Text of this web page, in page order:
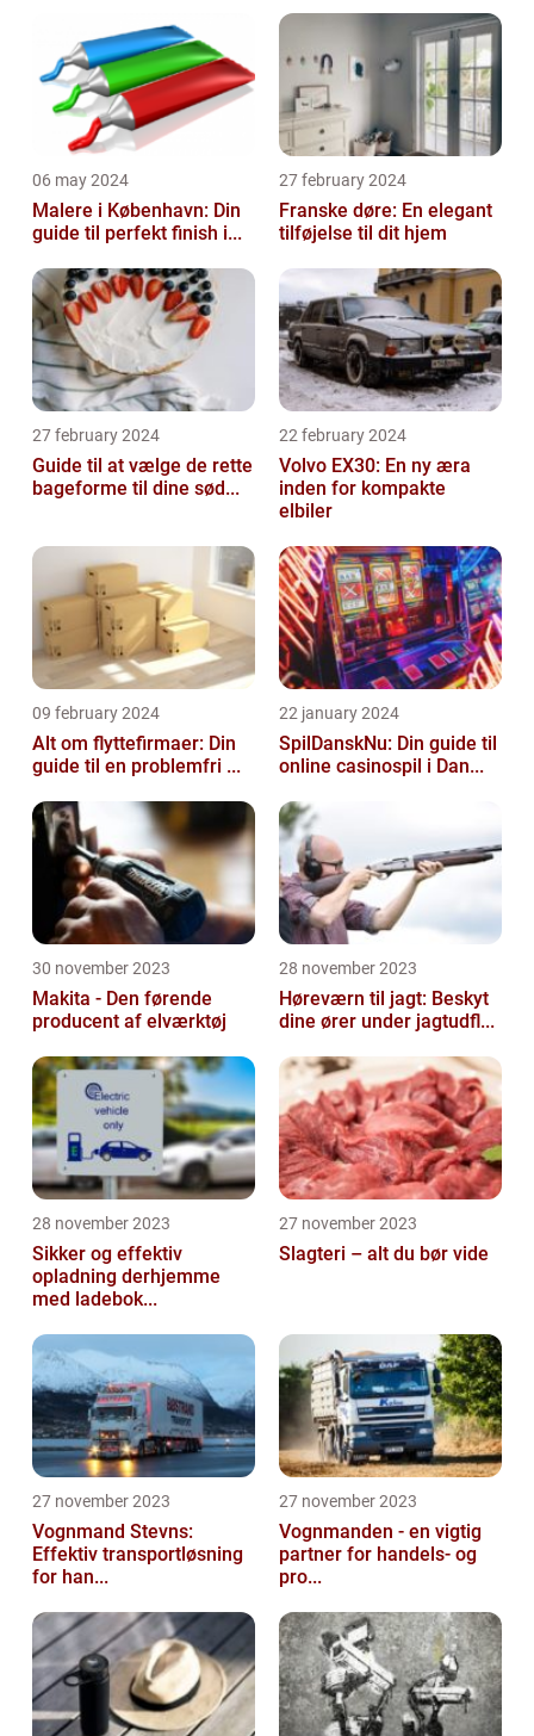
06 may 2024
Malere i København: Din
guide til perfekt finish i...
27 february 2024
Franske døre: En elegant
tilføjelse til dit hjem
27 february 2024
Guide til at vælge de rette
bageforme til dine sød...
22 february 2024
Volvo EX30: En ny æra
inden for kompakte
elbiler
09 february 2024
Alt om flyttefirmaer: Din
guide til en problemfri ...
22 january 2024
SpilDanskNu: Din guide til
online casinospil i Dan...
30 november 2023
Makita - Den førende
producent af elværktøj
28 november 2023
Høreværn til jagt: Beskyt
dine ører under jagtudfl...
28 november 2023
Sikker og effektiv
opladning derhjemme
med ladebok...
27 november 2023
Slagteri – alt du bør vide
27 november 2023
Vognmand Stevns:
Effektiv transportløsning
for han...
27 november 2023
Vognmanden - en vigtig
partner for handels- og
pro...